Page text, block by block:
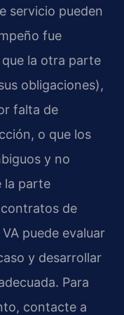
servicio pueden
fue
la otra parte
obligaciones),
falta de
o que los
y no
la parte
de
puede evaluar
y desarrollar
Para
contacte a